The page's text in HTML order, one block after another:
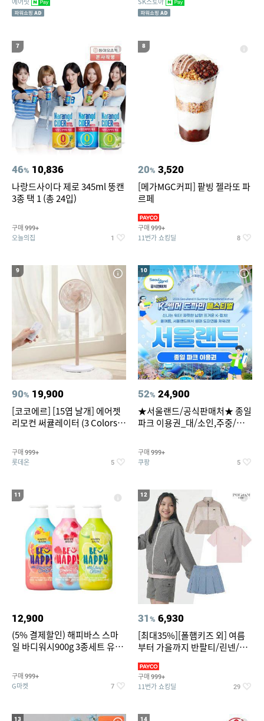
7
46% 10,836
나랑드사이다 제로 345ml 뚱캔
3종 택 1 (총 24입)
구매 999+
오늘의집 1
8
20% 3,520
[메가MGC커피] 팥빙 젤라또 파
르페
구매 999+
11번가 쇼킹딜 8
9
90% 19,900
[코코에르] [15엽 날개] 에어젯
리모컨 써큘레이터 (3 Colors
구매 999+
롯데온 5
10
52% 24,900
★서울랜드/공식판매처★ 종일
파크 이용권_대/소인,주중/주
구매 999+
쿠팡 5
11
12,900
(5% 결제할인) 해피바스 스마
일 바디워시900g 3종세트 유
구매 999+
G마켓 7
12
31% 6,930
[최대35%][폴햄키즈 외] 여름
부터 가을까지 반팔티/린넨/맨
구매 999+
11번가 쇼킹딜 29
13 14